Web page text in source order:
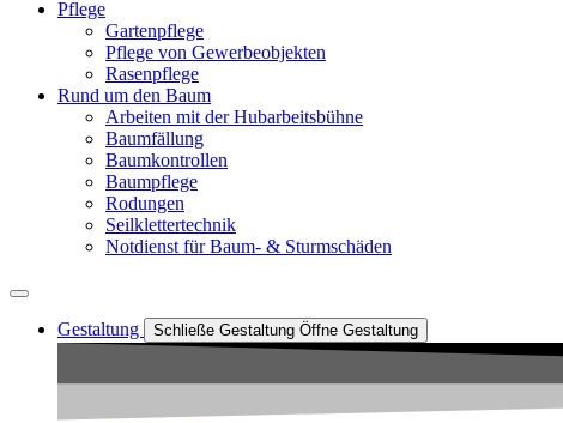
Pflege
Gartenpflege
Pflege von Gewerbeobjekten
Rasenpflege
Rund um den Baum
Arbeiten mit der Hubarbeitsbühne
Baumfällung
Baumkontrollen
Baumpflege
Rodungen
Seilklettertechnik
Notdienst für Baum- & Sturmschäden
Gestaltung Schließe Gestaltung Öffne Gestaltung